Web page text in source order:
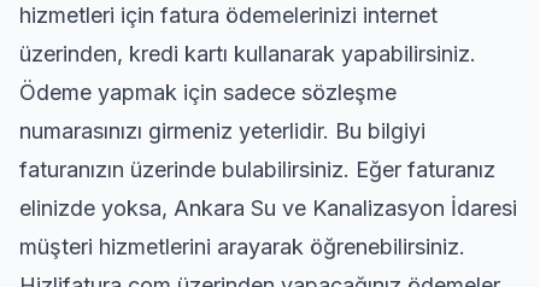
hizmetleri için fatura ödemelerinizi internet
üzerinden, kredi kartı kullanarak yapabilirsiniz.
Ödeme yapmak için sadece sözleşme
numarasınızı girmeniz yeterlidir. Bu bilgiyi
faturanızın üzerinde bulabilirsiniz. Eğer faturanız
elinizde yoksa, Ankara Su ve Kanalizasyon İdaresi
müşteri hizmetlerini arayarak öğrenebilirsiniz.